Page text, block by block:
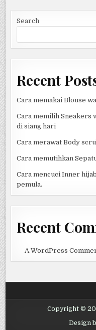
Search
Recent
Cara memakai Blouse
Cara memilih Sneakers
di siang hari
Cara merawat Body
Cara memutihkan
Cara mencuci Inner
pemula.
Recent
A WordPress
Copyright ©
Design